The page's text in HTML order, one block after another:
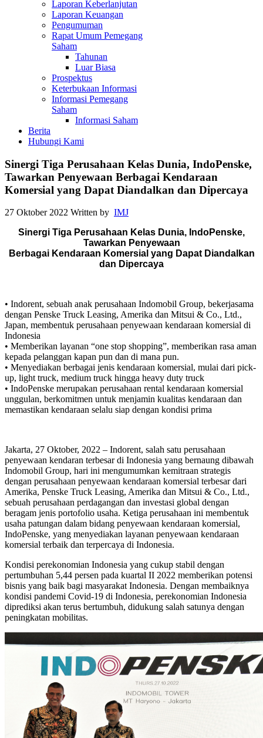
Laporan Keberlanjutan
Laporan Keuangan
Pengumuman
Rapat Umum Pemegang
Saham
Tahunan
Luar Biasa
Prospektus
Keterbukaan Informasi
Informasi Pemegang
Saham
Informasi Saham
Berita
Hubungi Kami
Sinergi Tiga Perusahaan Kelas Dunia, IndoPenske,
Tawarkan Penyewaan Berbagai Kendaraan
Komersial yang Dapat Diandalkan dan Dipercaya
27 Oktober 2022 Written by IMJ
Sinergi Tiga Perusahaan Kelas Dunia, IndoPenske,
Tawarkan Penyewaan
Berbagai Kendaraan Komersial yang Dapat Diandalkan
dan Dipercaya
• Indorent, sebuah anak perusahaan Indomobil Group, bekerjasama
dengan Penske Truck Leasing, Amerika dan Mitsui & Co., Ltd.,
Japan, membentuk perusahaan penyewaan kendaraan komersial di
Indonesia
• Memberikan layanan “one stop shopping”, memberikan rasa aman
kepada pelanggan kapan pun dan di mana pun.
• Menyediakan berbagai jenis kendaraan komersial, mulai dari pick-
up, light truck, medium truck hingga heavy duty truck
• IndoPenske merupakan perusahaan rental kendaraan komersial
unggulan, berkomitmen untuk menjamin kualitas kendaraan dan
memastikan kendaraan selalu siap dengan kondisi prima
Jakarta, 27 Oktober, 2022 – Indorent, salah satu perusahaan
penyewaan kendaran terbesar di Indonesia yang bernaung dibawah
Indomobil Group, hari ini mengumumkan kemitraan strategis
dengan perusahaan penyewaan kendaraan komersial terbesar dari
Amerika, Penske Truck Leasing, Amerika dan Mitsui & Co., Ltd.,
sebuah perusahaan perdagangan dan investasi global dengan
beragam jenis portofolio usaha. Ketiga perusahaan ini membentuk
usaha patungan dalam bidang penyewaan kendaraan komersial,
IndoPenske, yang menyediakan layanan penyewaan kendaraan
komersial terbaik dan terpercaya di Indonesia.
Kondisi perekonomian Indonesia yang cukup stabil dengan
pertumbuhan 5,44 persen pada kuartal II 2022 memberikan potensi
bisnis yang baik bagi masyarakat Indonesia. Dengan membaiknya
kondisi pandemi Covid-19 di Indonesia, perekonomian Indonesia
diprediksi akan terus bertumbuh, didukung salah satunya dengan
peningkatan mobilitas.